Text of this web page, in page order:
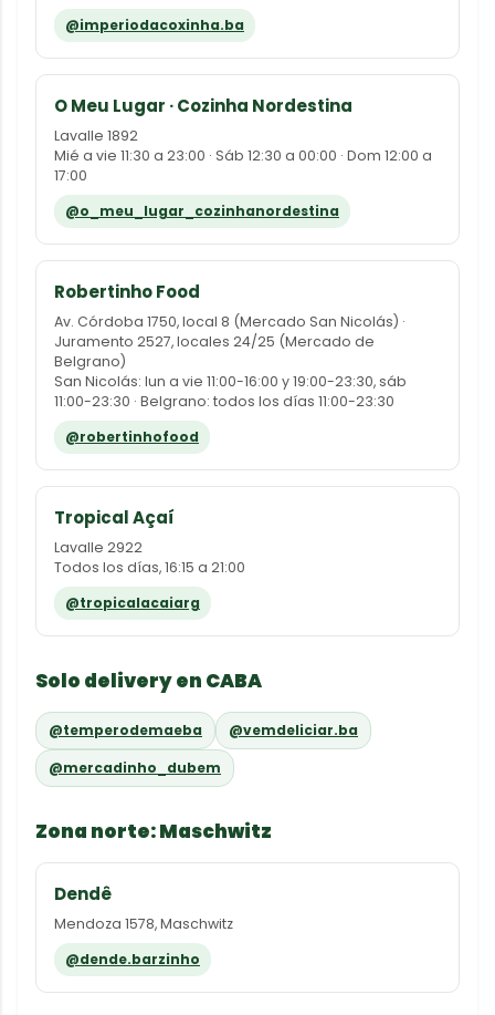
@imperiodacoxinha.ba
O Meu Lugar · Cozinha Nordestina
Lavalle 1892
Mié a vie 11:30 a 23:00 · Sáb 12:30 a 00:00 · Dom 12:00 a
17:00
@o_meu_lugar_cozinhanordestina
Robertinho Food
Av. Córdoba 1750, local 8 (Mercado San Nicolás) ·
Juramento 2527, locales 24/25 (Mercado de
Belgrano)
San Nicolás: lun a vie 11:00-16:00 y 19:00-23:30, sáb
11:00-23:30 · Belgrano: todos los días 11:00-23:30
@robertinhofood
Tropical Açaí
Lavalle 2922
Todos los días, 16:15 a 21:00
@tropicalacaiarg
Solo delivery en CABA
@temperodemaeba
@vemdeliciar.ba
@mercadinho_dubem
Zona norte: Maschwitz
Dendê
Mendoza 1578, Maschwitz
@dende.barzinho